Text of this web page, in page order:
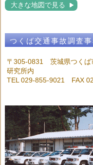
大きな地図で見る
つくば交通事故調査
〒305-0831 茨城県つく
研究所内
TEL 029-855-9021 FAX